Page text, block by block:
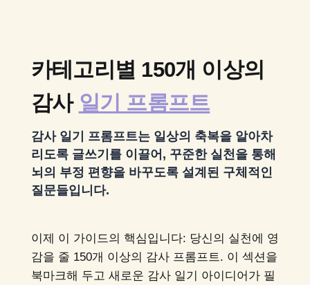
카테고리별 150개 이상의
감사 일기 프롬프트
감사 일기 프롬프트는 일상의 축복을 알아차
리도록 글쓰기를 이끌어, 꾸준한 실천을 통해
뇌의 부정 편향을 바꾸도록 설계된 구체적인
질문들입니다.
이제 이 가이드의 핵심입니다: 당신의 실천에 영
감을 줄 150개 이상의 감사 프롬프트. 이 섹션을
북마크해 두고 새로운 감사 일기 아이디어가 필